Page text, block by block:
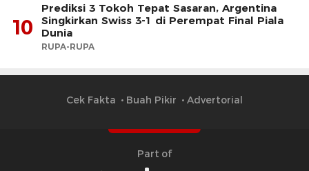
10
Prediksi 3 Tokoh Tepat Sasaran, Argentina
Singkirkan Swiss 3-1 di Perempat Final Piala
Dunia
RUPA-RUPA
Cek Fakta Buah Pikir Advertorial
Part of